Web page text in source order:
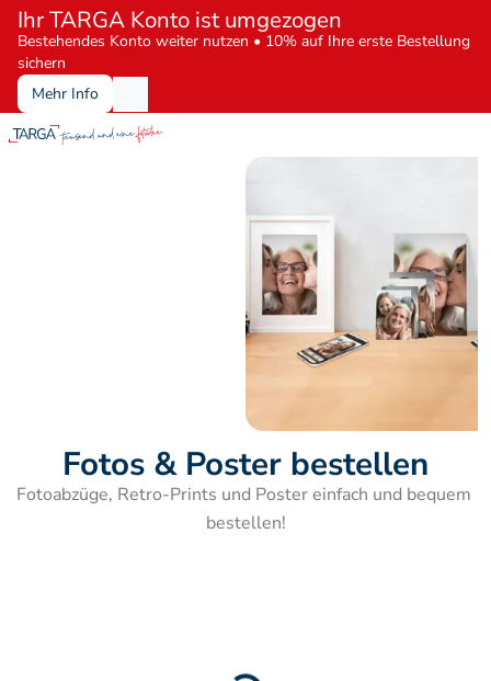
Ihr TARGA Konto ist umgezogen
Bestehendes Konto weiter nutzen • 10% auf Ihre erste Bestellung
sichern
Mehr Info
Fotos & Poster bestellen
Fotoabzüge, Retro-Prints und Poster einfach und bequem
bestellen!